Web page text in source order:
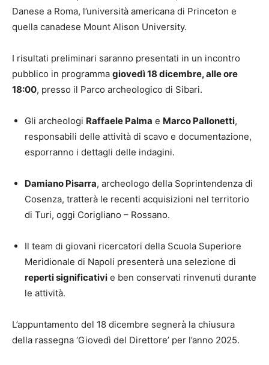
Danese a Roma, l’università americana di Princeton e
quella canadese Mount Alison University.
I risultati preliminari saranno presentati in un incontro
pubblico in programma giovedì 18 dicembre, alle ore
18:00, presso il Parco archeologico di Sibari.
Gli archeologi Raffaele Palma e Marco Pallonetti,
responsabili delle attività di scavo e documentazione,
esporranno i dettagli delle indagini.
Damiano Pisarra, archeologo della Soprintendenza di
Cosenza, tratterà le recenti acquisizioni nel territorio
di Turi, oggi Corigliano – Rossano.
Il team di giovani ricercatori della Scuola Superiore
Meridionale di Napoli presenterà una selezione di
reperti significativi e ben conservati rinvenuti durante
le attività.
L’appuntamento del 18 dicembre segnerà la chiusura
della rassegna ‘Giovedì del Direttore’ per l’anno 2025.